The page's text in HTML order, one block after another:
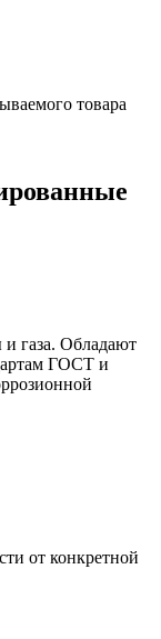
товара
газа. Обладают
ГОСТ и
от конкретной